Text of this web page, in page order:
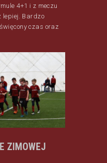
4+1 i z meczu
lepiej. Bardzo
czas oraz
ZIMOWEJ